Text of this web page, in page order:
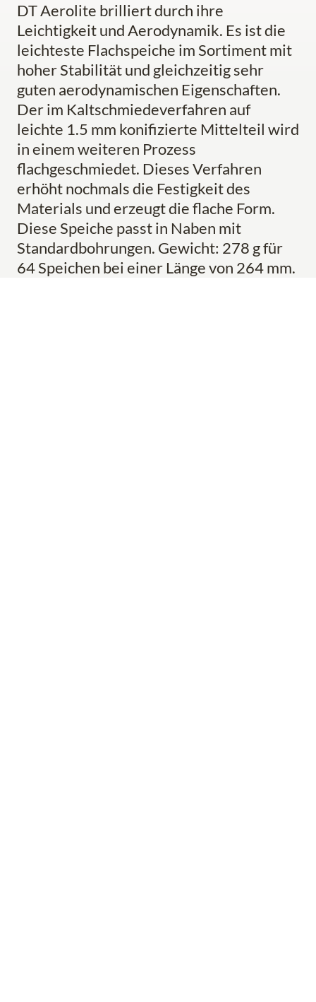
DT Aerolite brilliert durch ihre
Leichtigkeit und Aerodynamik. Es ist die
leichteste Flachspeiche im Sortiment mit
hoher Stabilität und gleichzeitig sehr
guten aerodynamischen Eigenschaften.
Der im Kaltschmiedeverfahren auf
leichte 1.5 mm konifizierte Mittelteil wird
in einem weiteren Prozess
flachgeschmiedet. Dieses Verfahren
erhöht nochmals die Festigkeit des
Materials und erzeugt die flache Form.
Diese Speiche passt in Naben mit
Standardbohrungen. Gewicht: 278 g für
64 Speichen bei einer Länge von 264 mm.